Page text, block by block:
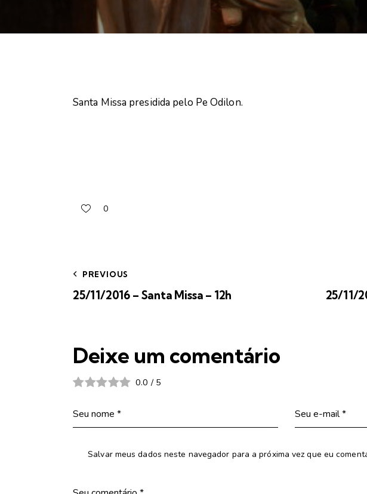
Santa Missa presidida pelo Pe Odilon.
0
PREVIOUS
25/11/2016 – Santa Missa – 12h 25/11/
Deixe um comentário
0.0 / 5
Salvar meus dados neste navegador para a próxima vez que eu